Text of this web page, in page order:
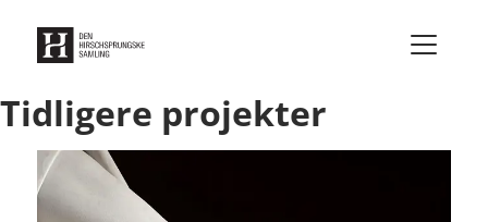
Tidligere projekter